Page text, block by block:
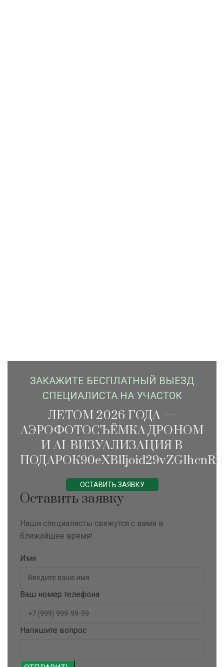
ЗАКАЖИTЕ БЕСПЛАТНЫЙ ВЫЕЗД
СПЕЦИАЛИСТА НА УЧАСТОК
ЛЕТОМ 2026 ГОДА —
АЭРОФОТОСЪЁМКА ДРОНОМ
И AI-ВИЗУАЛИЗАЦИЯ В
ОСТАВИТЬ ЗАЯВКУ
Оставить заявку
Наши специалисты свяжутся с вами в
ближайшее время!
Имя
Ваш номер телефона
Напишите вопрос